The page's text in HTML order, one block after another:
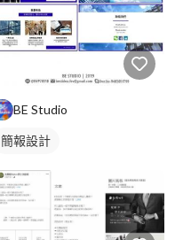
BE Studio
簡報設計